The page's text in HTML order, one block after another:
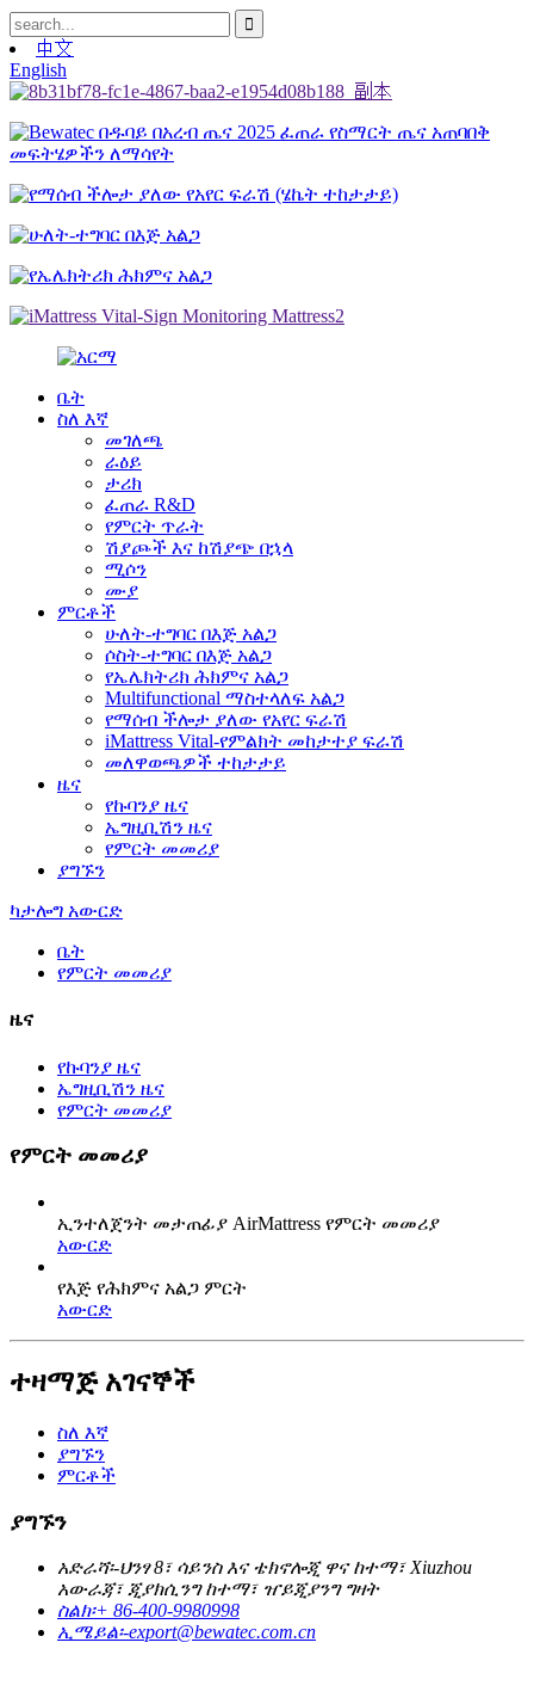
中文
English
ቤት
ስለ እኛ
መገለጫ
ራዕይ
ታሪክ
ፈጠራ R&D
የምርት ጥራት
ሽያጮች እና ከሽያጭ በኋላ
ሚሶን
ሙያ
ምርቶች
ሁለት-ተግባር በእጅ አልጋ
ሶስት-ተግባር በእጅ አልጋ
የኤሌክትሪክ ሕክምና አልጋ
Multifunctional ማስተላለፍ አልጋ
የማሰብ ችሎታ ያለው የአየር ፍራሽ
iMattress Vital-የምልክት መከታተያ ፍራሽ
መለዋወጫዎች ተከታታይ
ዜና
የኩባንያ ዜና
ኤግዚቢሽን ዜና
የምርት መመሪያ
ያግኙን
ካታሎግ አውርድ
ቤት
የምርት መመሪያ
ዜና
የኩባንያ ዜና
ኤግዚቢሽን ዜና
የምርት መመሪያ
የምርት መመሪያ
ኢንተለጀንት መታጠፊያ AirMattress የምርት መመሪያ
አውርድ
የእጅ የሕክምና አልጋ ምርት
አውርድ
ተዛማጅ አገናኞች
ስለ እኛ
ያግኙን
ምርቶች
ያግኙን
አድራሻ፡-ህንፃ 8፣ ሳይንስ እና ቴክኖሎጂ ዋና ከተማ፣ Xiuzhou
አውራጃ፣ ጂያክሲንግ ከተማ፣ ዠይጂያንግ ግዛት
ስልክ፡+ 86-400-9980998
ኢሜይል፡-export@bewatec.com.cn